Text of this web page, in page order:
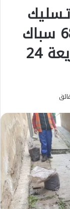
مجاري الكويت 68883237 سباك
صحي محترف بخدمة سريعة 24